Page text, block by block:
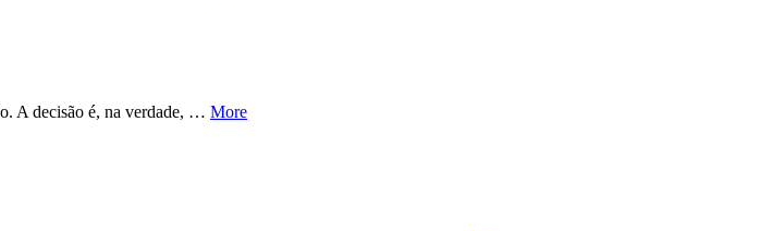
A decisão é, na verdade, … More